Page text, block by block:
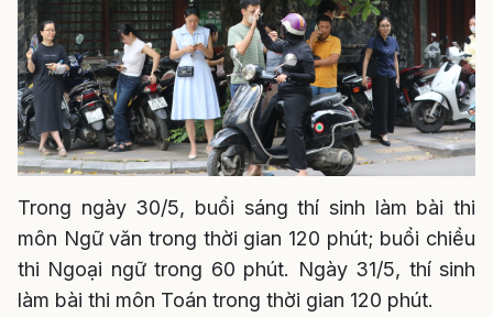
Trong ngày 30/5, buổi sáng thí sinh làm bài thi
môn Ngữ văn trong thời gian 120 phút; buổi chiều
thi Ngoại ngữ trong 60 phút. Ngày 31/5, thí sinh
làm bài thi môn Toán trong thời gian 120 phút.